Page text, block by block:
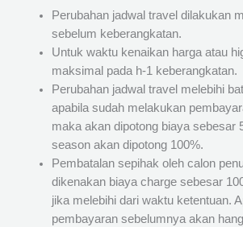
Perubahan jadwal travel dilakukan
sebelum keberangkatan.
Untuk waktu kenaikan harga atau
maksimal pada h-1 keberangkatan.
Perubahan jadwal travel melebihi
apabila sudah melakukan
maka akan dipotong biaya sebesar
season akan dipotong 100%.
Pembatalan sepihak oleh calon
dikenakan biaya charge sebesar
jika melebihi dari waktu ketentuan.
pembayaran sebelumnya akan